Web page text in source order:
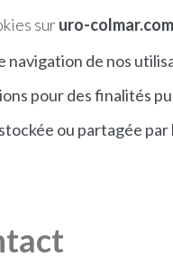
sururo-colmar.com
navigation de nos
pour des finalités
ou partagée par